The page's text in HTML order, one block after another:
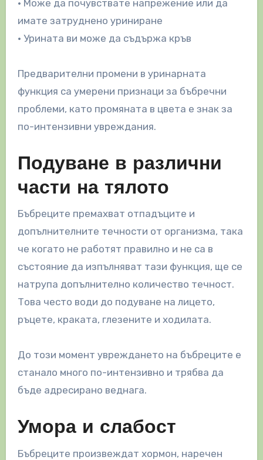
• Може да почувствате напрежение или да
имате затруднено уриниране
• Урината ви може да съдържа кръв
Предварителни промени в уринарната
функция са умерени признаци за бъбречни
проблеми, като промяната в цвета е знак за
по-интензивни увреждания.
Подуване в различни
части на тялото
Бъбреците премахват отпадъците и
допълнителните течности от организма, така
че когато не работят правилно и не са в
състояние да изпълняват тази функция, ще се
натрупа допълнително количество течност.
Това често води до подуване на лицето,
ръцете, краката, глезените и ходилата.
До този момент увреждането на бъбреците е
станало много по-интензивно и трябва да
бъде адресирано веднага.
Умора и слабост
Бъбреците произвеждат хормон, наречен